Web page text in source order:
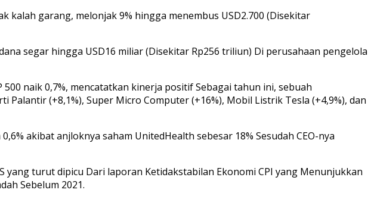
kalah garang, melonjak 9% hingga menembus USD2.700 (Disekitar
segar hingga USD16 miliar (Disekitar Rp256 triliun) Di perusahaan pengelola
naik 0,7%, mencatatkan kinerja positif Sebagai tahun ini, sebuah
(+8,1%), Super Micro Computer (+16%), Mobil Listrik Tesla (+4,9%), dan
akibat anjloknya saham UnitedHealth sebesar 18% Sesudah CEO-nya
yang turut dipicu Dari laporan Ketidakstabilan Ekonomi CPI yang Menunjukkan
Sebelum 2021.